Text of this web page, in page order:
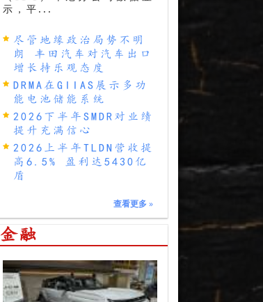
示，平...
尽管地缘政治局势不明
朗 丰田汽车对汽车出口
增长持乐观态度
DRMA在GIIAS展示多功
能电池储能系统
2026下半年SMDR对业绩
提升充满信心
2026上半年TLDN营收提
高6.5% 盈利达5430亿
盾
查看更多 »
金融